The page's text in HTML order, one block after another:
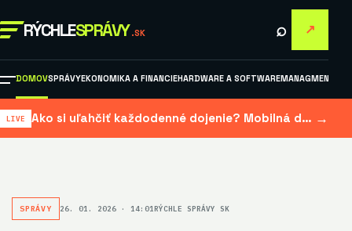
RÝCHLESPRÁVY .SK ⌕ ↗
DOMOVSPRÁVYEKONOMIKA A FINANCIEHARDWARE A SOFTWAREMANAGMENT A
Ako si uľahčiť každodenné dojenie? Mobilná dojačka šetrí čas aj námahu →
SPRÁVY 26. 01. 2026 · 14:01RÝCHLE SPRÁVY SK